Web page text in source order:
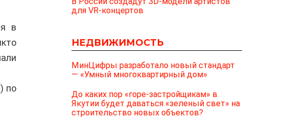
в
по
для VR-концертов
НЕДВИЖИМОСТЬ
МинЦифры разработало новый стандарт
— «Умный многоквартирный дом»
До каких пор «горе-застройщикам» в
Якутии будет даваться «зеленый свет» на
строительство новых объектов?